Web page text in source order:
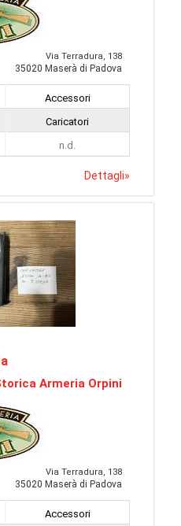
Via Terradura, 138
35020 Maserà di Padova
Accessori
Caricatori
n.d.
Dettagli»
Armeria Orpini
Via Terradura, 138
35020 Maserà di Padova
Accessori